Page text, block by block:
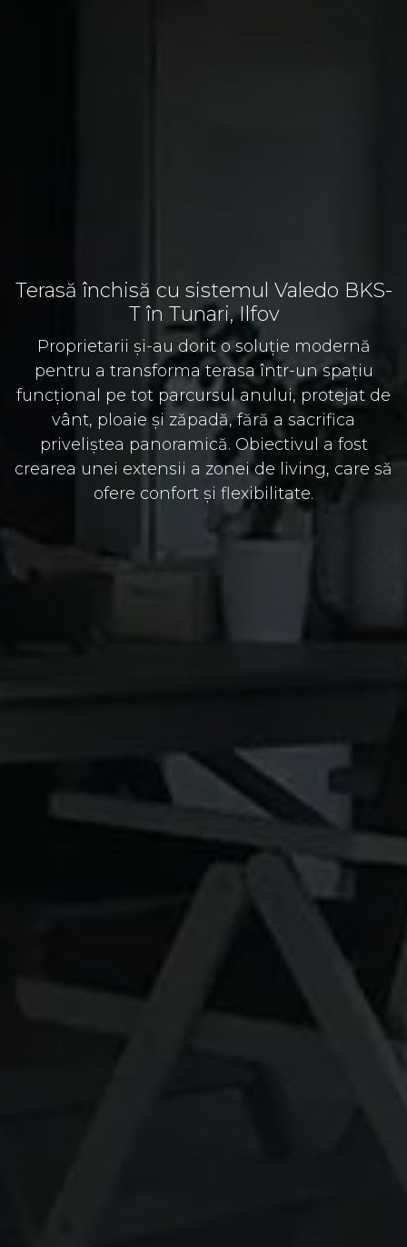
Terasă închisă cu sistemul Valedo BKS-
T în Tunari, Ilfov
Proprietarii și-au dorit o soluție modernă
pentru a transforma terasa într-un spațiu
funcțional pe tot parcursul anului, protejat de
vânt, ploaie și zăpadă, fără a sacrifica
priveliștea panoramică. Obiectivul a fost
crearea unei extensii a zonei de living, care să
ofere confort și flexibilitate.